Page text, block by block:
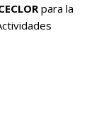
para la